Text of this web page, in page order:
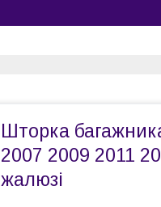
Шторка
2007 2009 2011
жалюзі